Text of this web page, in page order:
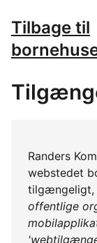
Tilbage til
Randers
webstedet
tilgængeligt,
offentlige